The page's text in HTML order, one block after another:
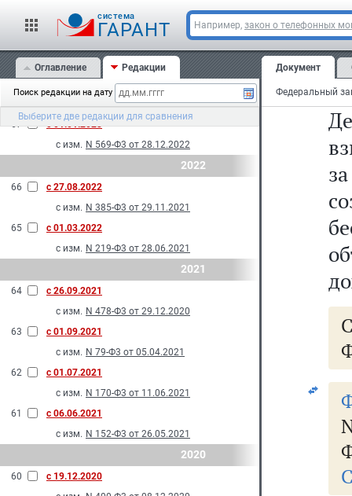
cистема
ГАРАНТ Например, закон о телефонных
Оглавление Редакции
Поиск редакции на дату
Выберите две редакции для сравнения
с 01.01.2024
N 293-Ф3 от 10.07.2023
2023
с изм. N 137-Ф3 от 28.04.2023
67
с 01.01.2023
с изм. N 569-Ф3 от 28.12.2022
2022
66
с 27.08.2022
с изм. N 385-Ф3 от 29.11.2021
65
с 01.03.2022
с изм. N 219-Ф3 от 28.06.2021
2021
64
с 26.09.2021
с изм. N 478-Ф3 от 29.12.2020
63
с 01.09.2021
с изм. N 79-Ф3 от 05.04.2021
62
с 01.07.2021
с изм. N 170-Ф3 от 11.06.2021
61
с 06.06.2021
с изм. N 152-Ф3 от 26.05.2021
2020
60
с 19.12.2020
Документ